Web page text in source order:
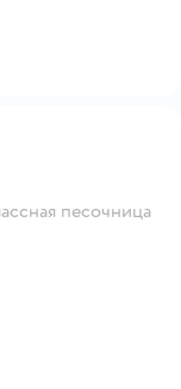
песочница